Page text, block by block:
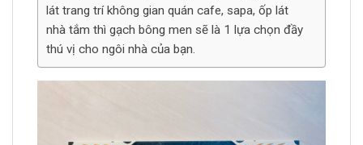
lát trang trí không gian quán cafe, sapa, ốp lát
nhà tắm thì gạch bông men sẽ là 1 lựa chọn đầy
thú vị cho ngôi nhà của bạn.